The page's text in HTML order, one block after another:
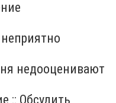
недооценивают
:: Обсудить